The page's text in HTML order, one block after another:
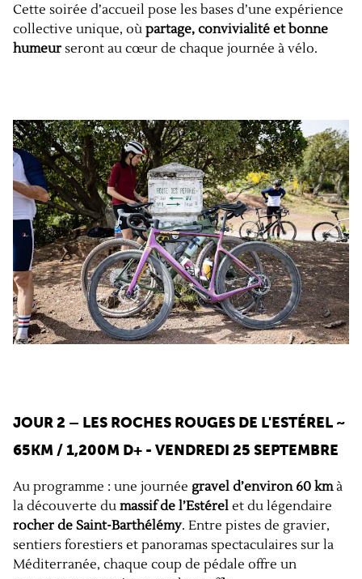
Cette soirée d’accueil pose les bases d’une expérience
collective unique, où partage, convivialité et bonne
humeur seront au cœur de chaque journée à vélo.
JOUR 2 – LES ROCHES ROUGES DE L'ESTÉREL ~
65KM / 1,200M D+ - VENDREDI 25 SEPTEMBRE
Au programme : une journée gravel d’environ 60 kmà
la découverte du massif de l’Estérel et du légendaire
rocher de Saint-Barthélémy. Entre pistes de gravier,
sentiers forestiers et panoramas spectaculaires sur la
Méditerranée, chaque coup de pédale offre un